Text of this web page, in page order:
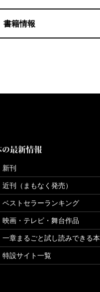
書籍情報
最新情報
新刊
近刊（まもなく発売）
ベストセラーランキング
映画・テレビ・舞台作品
一章まるごと試し読みできる本
特設サイト一覧